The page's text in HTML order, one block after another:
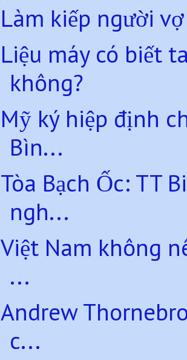
Làm kiếp người vợ
Liệu máy có biết
không?
Mỹ ký hiệp định
Bìn...
Tòa Bạch Ốc: TT
ngh...
Việt Nam không
...
Andrew
c...